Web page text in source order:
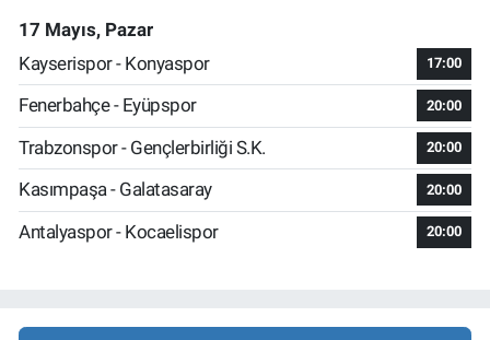
17 Mayıs, Pazar
Kayserispor - Konyaspor
17:00
Fenerbahçe - Eyüpspor 20:00
Trabzonspor - Gençlerbirliği S.K. 20:00
Kasımpaşa - Galatasaray 20:00
Antalyaspor - Kocaelispor 20:00